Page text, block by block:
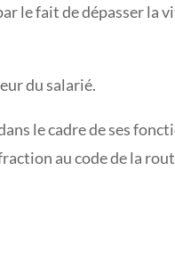
le fait de dépasser la
du salarié.
le cadre de ses
au code de la